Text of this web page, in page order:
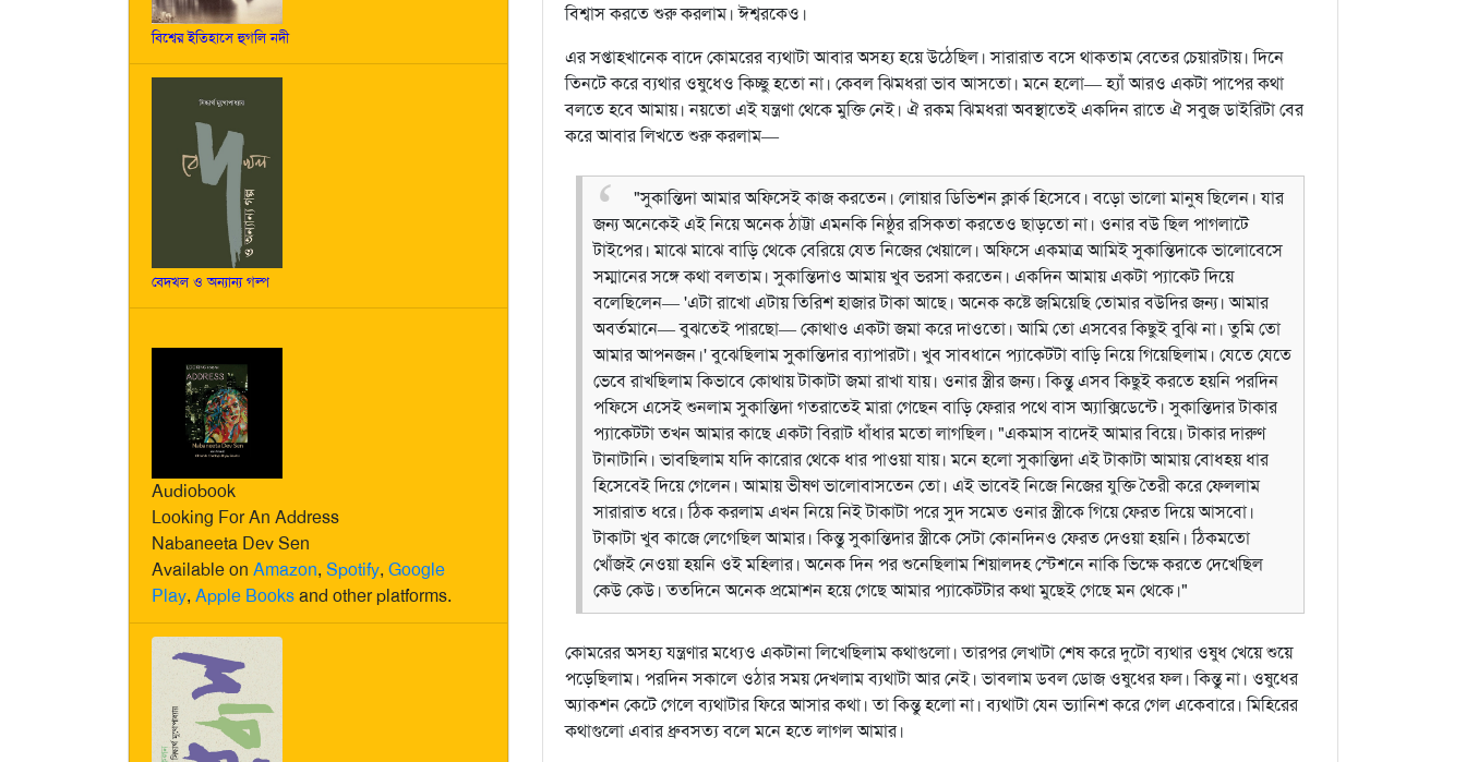
বিশ্বের ইতিহাসে হুগলি নদী
বেদখল ও অন্যান্য গল্প
Audiobook
Looking For An Address
Nabaneeta Dev Sen
Available on Amazon, Spotify, Google
Play, Apple Booksand other platforms.
বিশ্বাস করতে শুরু করলাম। ঈশ্বরকেও।
এর সপ্তাহখানেক বাদে কোমরের ব্যথাটা আবার অসহ্য হয়ে উঠেছিল। সারারাত বসে থাকতাম বেতের চেয়ারটায়। দিনে
তিনটে করে ব্যথার ওষুধেও কিচ্ছু হতো না। কেবল ঝিমধরা ভাব আসতো। মনে হলো— হ্যাঁ আরও একটা পাপের কথা
বলতে হবে আমায়। নয়তো এই যন্ত্রণা থেকে মুক্তি নেই। ঐ রকম ঝিমধরা অবস্থাতেই একদিন রাতে ঐ সবুজ ডাইরিটা বের
করে আবার লিখতে শুরু করলাম—
"সুকান্তিদা আমার অফিসেই কাজ করতেন। লোয়ার ডিভিশন ক্লার্ক হিসেবে। বড়ো ভালো মানুষ ছিলেন। যার
জন্য অনেকেই এই নিয়ে অনেক ঠাট্টা এমনকি নিষ্ঠুর রসিকতা করতেও ছাড়তো না। ওনার বউ ছিল পাগলাটে
টাইপের। মাঝে মাঝে বাড়ি থেকে বেরিয়ে যেত নিজের খেয়ালে। অফিসে একমাত্র আমিই সুকান্তিদাকে ভালোবেসে
সম্মানের সঙ্গে কথা বলতাম। সুকান্তিদাও আমায় খুব ভরসা করতেন। একদিন আমায় একটা প্যাকেট দিয়ে
বলেছিলেন— 'এটা রাখো এটায় তিরিশ হাজার টাকা আছে। অনেক কষ্টে জমিয়েছি তোমার বউদির জন্য। আমার
অবর্তমানে— বুঝতেই পারছো— কোথাও একটা জমা করে দাওতো। আমি তো এসবের কিছুই বুঝি না। তুমি তো
আমার আপনজন।' বুঝেছিলাম সুকান্তিদার ব্যাপারটা। খুব সাবধানে প্যাকেটটা বাড়ি নিয়ে গিয়েছিলাম। যেতে যেতে
ভেবে রাখছিলাম কিভাবে কোথায় টাকাটা জমা রাখা যায়। ওনার স্ত্রীর জন্য। কিন্তু এসব কিছুই করতে হয়নি পরদিন
পফিসে এসেই শুনলাম সুকান্তিদা গতরাতেই মারা গেছেন বাড়ি ফেরার পথে বাস অ্যাক্সিডেন্টে। সুকান্তিদার টাকার
প্যাকেটটা তখন আমার কাছে একটা বিরাট ধাঁধার মতো লাগছিল। "একমাস বাদেই আমার বিয়ে। টাকার দারুণ
টানাটানি। ভাবছিলাম যদি কারোর থেকে ধার পাওয়া যায়। মনে হলো সুকান্তিদা এই টাকাটা আমায় বোধহয় ধার
হিসেবেই দিয়ে গেলেন। আমায় ভীষণ ভালোবাসতেন তো। এই ভাবেই নিজে নিজের যুক্তি তৈরী করে ফেললাম
সারারাত ধরে। ঠিক করলাম এখন নিয়ে নিই টাকাটা পরে সুদ সমেত ওনার স্ত্রীকে গিয়ে ফেরত দিয়ে আসবো।
টাকাটা খুব কাজে লেগেছিল আমার। কিন্তু সুকান্তিদার স্ত্রীকে সেটা কোনদিনও ফেরত দেওয়া হয়নি। ঠিকমতো
খোঁজই নেওয়া হয়নি ওই মহিলার। অনেক দিন পর শুনেছিলাম শিয়ালদহ স্টেশনে নাকি ভিক্ষে করতে দেখেছিল
কেউ কেউ। ততদিনে অনেক প্রমোশন হয়ে গেছে আমার প্যাকেটটার কথা মুছেই গেছে মন থেকে।"
কোমরের অসহ্য যন্ত্রণার মধ্যেও একটানা লিখেছিলাম কথাগুলো। তারপর লেখাটা শেষ করে দুটো ব্যথার ওষুধ খেয়ে শুয়ে
পড়েছিলাম। পরদিন সকালে ওঠার সময় দেখলাম ব্যথাটা আর নেই। ভাবলাম ডবল ডোজ ওষুধের ফল। কিন্তু না। ওষুধের
অ্যাকশন কেটে গেলে ব্যথাটার ফিরে আসার কথা। তা কিন্তু হলো না। ব্যথাটা যেন ভ্যানিশ করে গেল একেবারে। মিহিরের
কথাগুলো এবার ধ্রুবসত্য বলে মনে হতে লাগল আমার।